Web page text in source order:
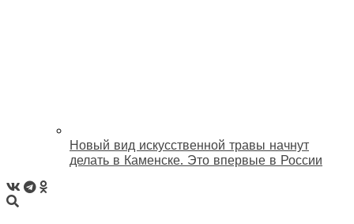
Новый вид искусственной травы начнут
делать в Каменске. Это впервые в России